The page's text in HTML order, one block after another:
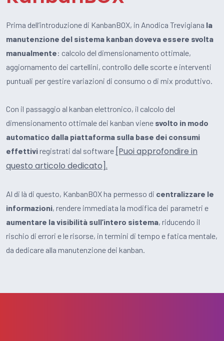
Prima dell’introduzione di KanbanBOX, in Anodica Trevigiana la
manutenzione del sistema kanban doveva essere svolta
manualmente: calcolo del dimensionamento ottimale,
aggiornamento dei cartellini, controllo delle scorte e interventi
puntuali per gestire variazioni di consumo o di mix produttivo.
Con il passaggio al kanban elettronico, il calcolo del
dimensionamento ottimale dei kanban viene svolto in modo
automatico dalla piattaforma sulla base dei consumi
effettiviregistrati dal software [Puoi approfondire in
questo articolo dedicato].
Al di là di questo, KanbanBOX ha permesso di centralizzare le
informazioni, rendere immediata la modifica dei parametri e
aumentare la visibilità sull’intero sistema, riducendo il
rischio di errori e le risorse, in termini di tempo e fatica mentale,
da dedicare alla manutenzione dei kanban.